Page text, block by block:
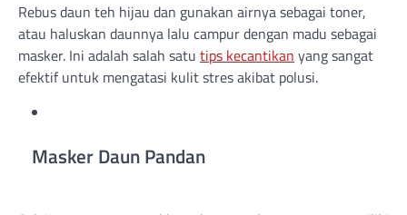
Rebus daun teh hijau dan gunakan airnya sebagai toner,
atau haluskan daunnya lalu campur dengan madu sebagai
masker. Ini adalah salah satu tips kecantikan yang sangat
efektif untuk mengatasi kulit stres akibat polusi.
Masker Daun Pandan